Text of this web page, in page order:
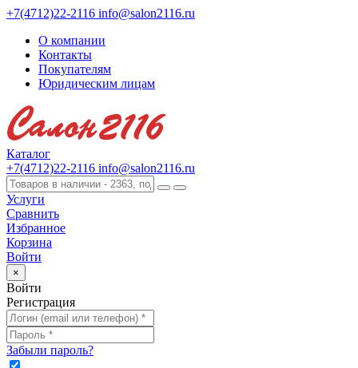
+7(4712)22-2116 info@salon2116.ru
О компании
Контакты
Покупателям
Юридическим лицам
Каталог
+7(4712)22-2116 info@salon2116.ru
Услуги
Сравнить
Избранное
Корзина
Войти
×
Войти
Регистрация
Забыли пароль?